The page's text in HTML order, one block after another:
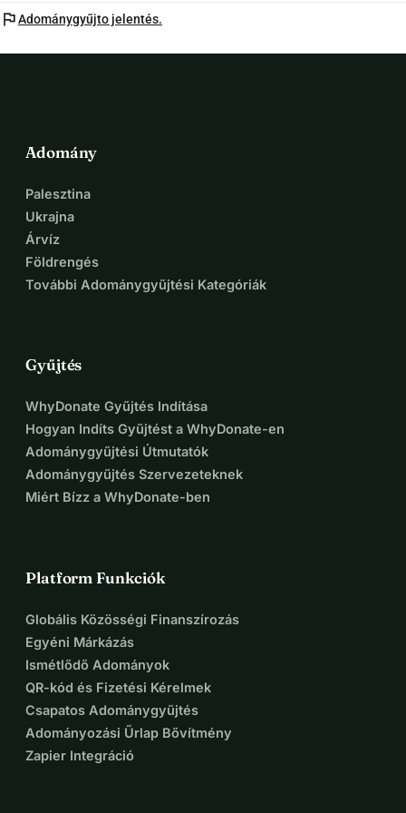
flagAdománygyűjto jelentés.
Adomány
Palesztina
Ukrajna
Árvíz
Földrengés
További Adománygyűjtési Kategóriák
Gyűjtés
WhyDonate Gyűjtés Indítása
Hogyan Indíts Gyűjtést a WhyDonate-en
Adománygyűjtési Útmutatók
Adománygyűjtés Szervezeteknek
Miért Bízz a WhyDonate-ben
Platform Funkciók
Globális Közösségi Finanszírozás
Egyéni Márkázás
Ismétlődő Adományok
QR-kód és Fizetési Kérelmek
Csapatos Adománygyűjtés
Adományozási Űrlap Bővítmény
Zapier Integráció